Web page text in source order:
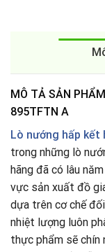
MÔ TẢ SẢN
895TFTN A
Lò nướng hấp kết
trong những lò
hãng đã có lâu
vực sản xuất đồ
dựa trên cơ chế
nhiệt lượng luôn
thực phẩm sẽ chín